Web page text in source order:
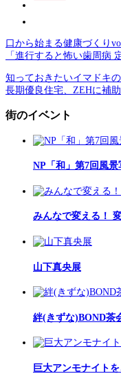
口から始まる健康づくり
「進行すると怖い歯周病
知っておきたいイマドキ
長期優良住宅、ZEHに補
街のイベント
NP「和」第7回風景
みんなで変える！
山下真央展
絆(きずな)BOND茶
巨大アンモナイトを